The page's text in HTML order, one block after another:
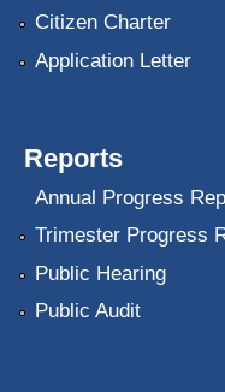
Citizen Charter
Application Letter
Reports
Annual Progress
Trimester Progress
Public Hearing
Public Audit